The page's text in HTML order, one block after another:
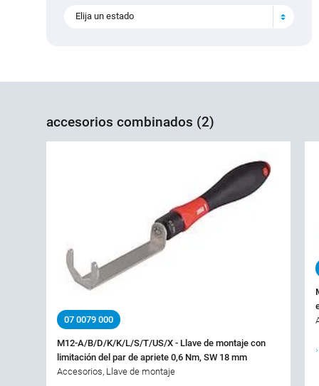
Elija un estado
accesorios combinados (2)
07 0079 000
M12-A/B/D/K/K/L/S/T/US/X - Llave de montaje con
limitación del par de apriete 0,6 Nm, SW 18 mm
Accesorios, Llave de montaje